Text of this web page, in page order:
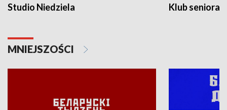
Studio Niedziela Klub seniora
MNIEJSZOŚCI